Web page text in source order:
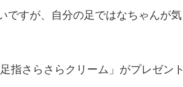
ですが、自分の足ではなちゃんが気
指さらさらクリーム」がプレゼント